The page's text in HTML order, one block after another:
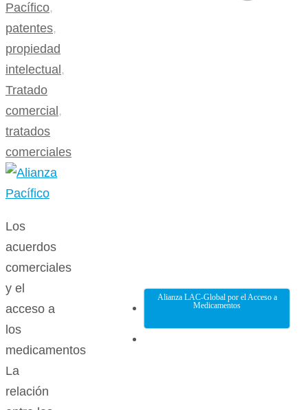
Pacífico,
patentes,
propiedad
intelectual ,
Tratado
comercial ,
tratados
comerciales
Los
acuerdos
comerciales
y el
acceso a
los
medicamentos
La
relación
Alianza LAC-Global por el Acceso a
Medicamentos